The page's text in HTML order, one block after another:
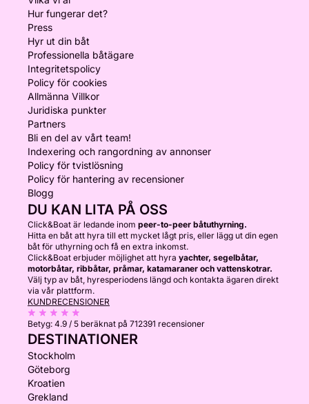
Hur fungerar det?
Press
Hyr ut din båt
Professionella båtägare
Integritetspolicy
Policy för cookies
Allmänna Villkor
Juridiska punkter
Partners
Bli en del av vårt team!
Indexering och rangordning av annonser
Policy för tvistlösning
Policy för hantering av recensioner
Blogg
DU KAN LITA PÅ OSS
Click&Boat är ledande inom peer-to-peer båtuthyrning.
Hitta en båt att hyra till ett mycket lågt pris, eller lägg ut din egen
båt för uthyrning och få en extra inkomst.
Click&Boat erbjuder möjlighet att hyra yachter, segelbåtar,
motorbåtar, ribbåtar, pråmar, katamaraner och vattenskotrar.
Välj typ av båt, hyresperiodens längd och kontakta ägaren direkt
via vår plattform.
KUNDRECENSIONER
Betyg: 4.9 / 5 beräknat på 712391 recensioner
DESTINATIONER
Stockholm
Göteborg
Kroatien
Grekland